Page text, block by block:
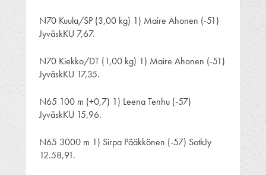
N70 Kuula/SP (3,00 kg) 1) Maire Ahonen (-51)
JyväskKU 7,67.
N70 Kiekko/DT (1,00 kg) 1) Maire Ahonen (-51)
JyväskKU 17,35.
N65 100 m (+0,7) 1) Leena Tenhu (-57)
JyväskKU 15,96.
N65 3000 m 1) Sirpa Pääkkönen (-57) SotkJy
12.58,91.